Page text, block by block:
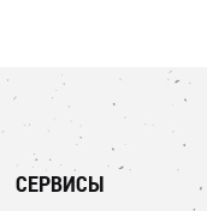
СЕРВИСЫ